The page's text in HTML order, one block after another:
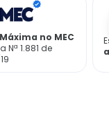
no MEC
Nª 1.881 de